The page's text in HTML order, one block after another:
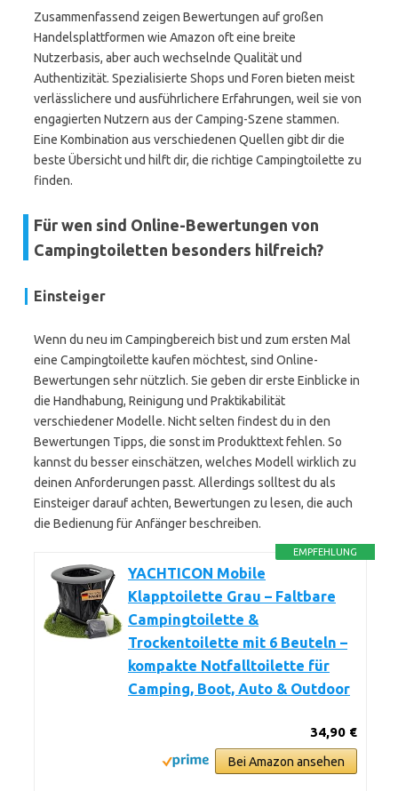
Zusammenfassend zeigen Bewertungen auf großen
Handelsplattformen wie Amazon oft eine breite
Nutzerbasis, aber auch wechselnde Qualität und
Authentizität. Spezialisierte Shops und Foren bieten meist
verlässlichere und ausführlichere Erfahrungen, weil sie von
engagierten Nutzern aus der Camping-Szene stammen.
Eine Kombination aus verschiedenen Quellen gibt dir die
beste Übersicht und hilft dir, die richtige Campingtoilette zu
finden.
Für wen sind Online-Bewertungen von
Campingtoiletten besonders hilfreich?
Einsteiger
Wenn du neu im Campingbereich bist und zum ersten Mal
eine Campingtoilette kaufen möchtest, sind Online-
Bewertungen sehr nützlich. Sie geben dir erste Einblicke in
die Handhabung, Reinigung und Praktikabilität
verschiedener Modelle. Nicht selten findest du in den
Bewertungen Tipps, die sonst im Produkttext fehlen. So
kannst du besser einschätzen, welches Modell wirklich zu
deinen Anforderungen passt. Allerdings solltest du als
Einsteiger darauf achten, Bewertungen zu lesen, die auch
die Bedienung für Anfänger beschreiben.
EMPFEHLUNG
YACHTICON Mobile
Klapptoilette Grau – Faltbare
Campingtoilette &
Trockentoilette mit 6 Beuteln –
kompakte Notfalltoilette für
Camping, Boot, Auto & Outdoor
34,90 €
Bei Amazon ansehen